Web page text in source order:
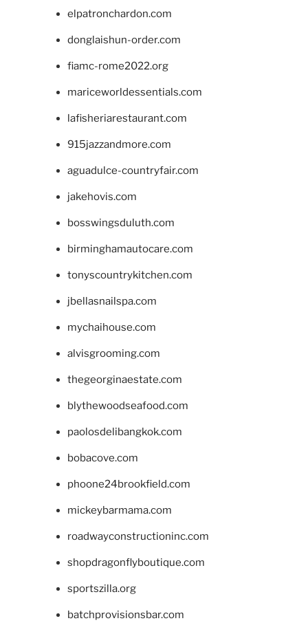
elpatronchardon.com
donglaishun-order.com
fiamc-rome2022.org
mariceworldessentials.com
lafisheriarestaurant.com
915jazzandmore.com
aguadulce-countryfair.com
jakehovis.com
bosswingsduluth.com
birminghamautocare.com
tonyscountrykitchen.com
jbellasnailspa.com
mychaihouse.com
alvisgrooming.com
thegeorginaestate.com
blythewoodseafood.com
paolosdelibangkok.com
bobacove.com
phoone24brookfield.com
mickeybarmama.com
roadwayconstructioninc.com
shopdragonflyboutique.com
sportszilla.org
batchprovisionsbar.com